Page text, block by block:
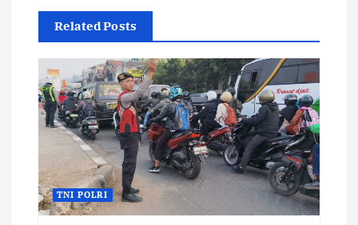
Related Posts
TNI POLRI